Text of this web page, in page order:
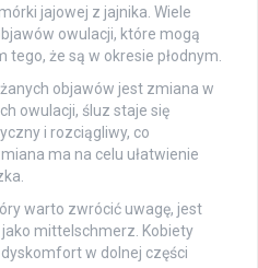
jajowej z jajnika. Wiele
owulacji, które mogą
że są w okresie płodnym.
objawów jest zmiana w
owulacji, śluz staje się
i rozciągliwy, co
ma na celu ułatwienie
warto zwrócić uwagę, jest
jako mittelschmerz. Kobiety
w dolnej części